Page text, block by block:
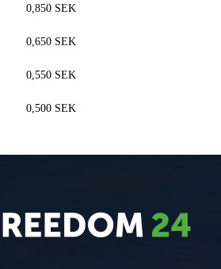
0,850 SEK
0,650 SEK
0,550 SEK
0,500 SEK